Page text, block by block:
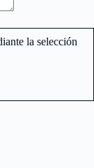
la selección